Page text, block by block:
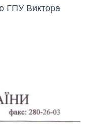
ГПУ Виктора